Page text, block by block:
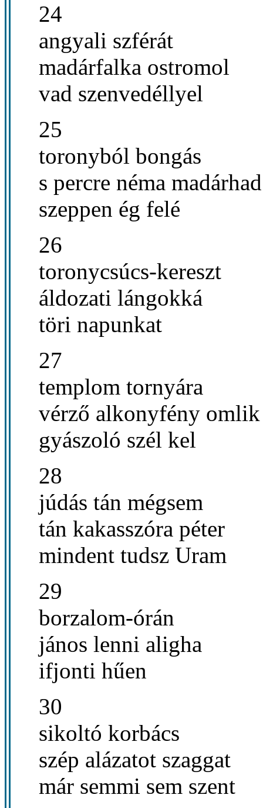
24
angyali szférát
madárfalka ostromol
vad szenvedéllyel
25
toronyból bongás
s percre néma madárhad
szeppen ég felé
26
toronycsúcs-kereszt
áldozati lángokká
töri napunkat
27
templom tornyára
vérző alkonyfény omlik
gyászoló szél kel
28
júdás tán mégsem
tán kakasszóra péter
mindent tudsz Uram
29
borzalom-órán
jános lenni aligha
ifjonti hűen
30
sikoltó korbács
szép alázatot szaggat
már semmi sem szent